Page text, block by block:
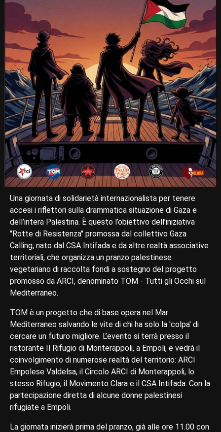
Una giornata di solidarietà internazionalista per tenere
accesi i riflettori sulla drammatica situazione di Gaza e
dell’intera Palestina. È questo l’obiettivo dell’iniziativa
"Rotte di Resistenza" promossa dal collettivo Gaza
Calling, nato dal CSA Intifada e da altre realtà associative
territoriali, che organizza un pranzo palestinese
vegetariano di raccolta fondi a sostegno del progetto
promosso da ARCI, denominato TOM - Tutti gli Occhi sul
Mediterraneo.
TOM è un progetto che di base opera nel Mar
Mediterraneo salvando le vite di chi ha solo la 'colpa' di
cercare un futuro migliore. L’evento si terrà presso il
ristorante Il Rifugio di Monterappoli, a Empoli, e vedrà il
coinvolgimento di numerose realtà del territorio: ARCI
Empolese Valdelsa, il Circolo ARCI di Monterappoli, lo
stesso Rifugio, il Movimento Clara e il CSA Intifada. Con la
partecipazione diretta di alcune donne palestinesi
rifugiate a Empoli.
La giornata inizierà prima del pranzo, già alle ore 11.00 con